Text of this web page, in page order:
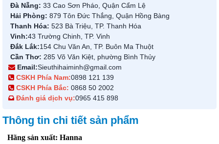
Đà Nẵng: 33 Cao Sơn Pháo, Quận Cẩm Lệ
Hải Phòng: 879 Tôn Đức Thắng, Quận Hồng Bàng
Thanh Hóa: 523 Bà Triệu, TP. Thanh Hóa
Vinh:43 Trường Chinh, TP. Vinh
Đắk Lắk:154 Chu Văn An, TP. Buôn Ma Thuột
Cần Thơ: 285 Võ Văn Kiệt, phường Bình Thủy
Email:Sieuthihaiminh@gmail.com
CSKH Phía Nam:0898 121 139
CSKH Phía Bắc: 0868 50 2002
Đánh giá dịch vụ:0965 415 898
Thông tin chi tiết sản phẩm
Hãng sản xuất: Hanna